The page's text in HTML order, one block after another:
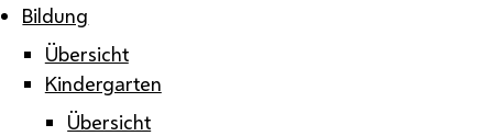
Bildung
Übersicht
Kindergarten
Übersicht